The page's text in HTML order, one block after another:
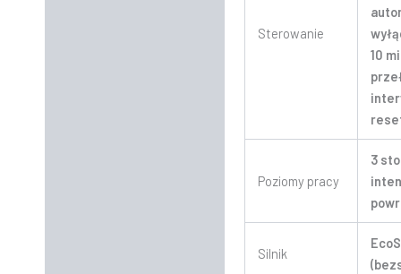
Sterowanie
10
Poziomy pracy
3
Silnik